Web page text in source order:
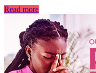
Read more